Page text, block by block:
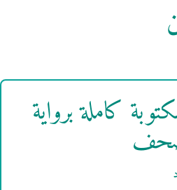
كاملة برواية